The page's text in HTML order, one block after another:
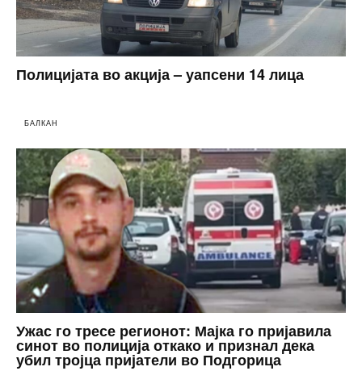
Полицијата во акција – уапсени 14 лица
БАЛКАН
Ужас го тресе регионот: Мајка го пријавила
синот во полиција откако и признал дека
убил тројца пријатели во Подгорица